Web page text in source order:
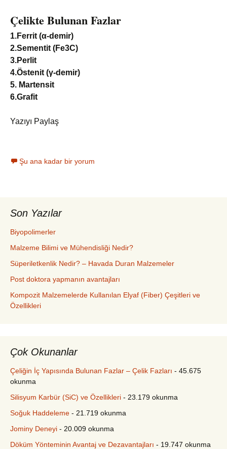
Çelikte Bulunan Fazlar
1.Ferrit (α-demir)
2.Sementit (Fe3C)
3.Perlit
4.Östenit (γ-demir)
5. Martensit
6.Grafit
Yazıyı Paylaş
Şu ana kadar bir yorum
Son Yazılar
Biyopolimerler
Malzeme Bilimi ve Mühendisliği Nedir?
Süperiletkenlik Nedir? – Havada Duran Malzemeler
Post doktora yapmanın avantajları
Kompozit Malzemelerde Kullanılan Elyaf (Fiber) Çeşitleri ve
Özellikleri
Çok Okunanlar
Çeliğin İç Yapısında Bulunan Fazlar – Çelik Fazları - 45.675
okunma
Silisyum Karbür (SiC) ve Özellikleri - 23.179 okunma
Soğuk Haddeleme - 21.719 okunma
Jominy Deneyi - 20.009 okunma
Döküm Yönteminin Avantaj ve Dezavantajları - 19.747 okunma